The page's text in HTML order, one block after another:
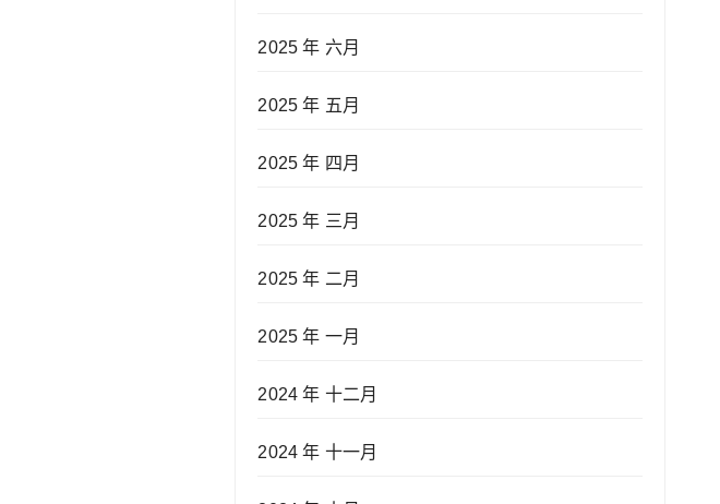
2025 年 六月
2025 年 五月
2025 年 四月
2025 年 三月
2025 年 二月
2025 年 一月
2024 年 十二月
2024 年 十一月